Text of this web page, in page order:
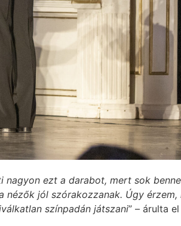
ezt a darabot, mert sok
jól szórakozzanak. Úgy érzem,
színpadán játszani” – árulta